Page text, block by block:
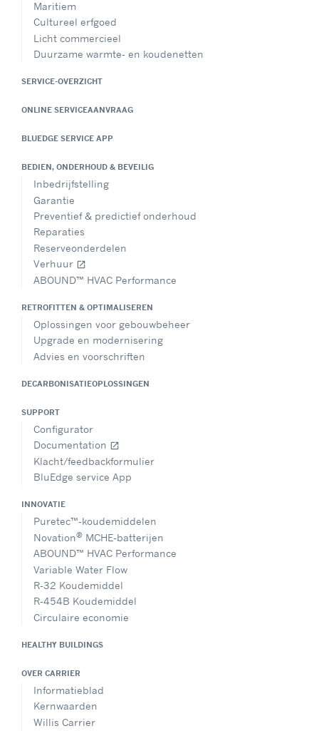
Maritiem
Cultureel erfgoed
Licht commercieel
Duurzame warmte- en koudenetten
SERVICE-OVERZICHT
ONLINE SERVICEAANVRAAG
BLUEDGE SERVICE APP
BEDIEN, ONDERHOUD & BEVEILIG
Inbedrijfstelling
Garantie
Preventief & predictief onderhoud
Reparaties
Reserveonderdelen
Verhuur open_in_new
ABOUND™ HVAC Performance
RETROFITTEN & OPTIMALISEREN
Oplossingen voor gebouwbeheer
Upgrade en modernisering
Advies en voorschriften
DECARBONISATIEOPLOSSINGEN
SUPPORT
Configurator
Documentation open_in_new
Klacht/feedbackformulier
BluEdge service App
INNOVATIE
Puretec™-koudemiddelen
Novation® MCHE-batterijen
ABOUND™ HVAC Performance
Variable Water Flow
R-32 Koudemiddel
R-454B Koudemiddel
Circulaire economie
HEALTHY BUILDINGS
OVER CARRIER
Informatieblad
Kernwaarden
Willis Carrier